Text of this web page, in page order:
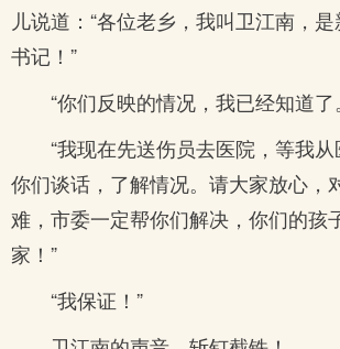
儿说道：“各位老乡，我叫卫江南，
书记！”
“你们反映的情况，我已经知道了
“我现在先送伤员去医院，等我
你们谈话，了解情况。请大家放心，
难，市委一定帮你们解决，你们的孩
家！”
“我保证！”